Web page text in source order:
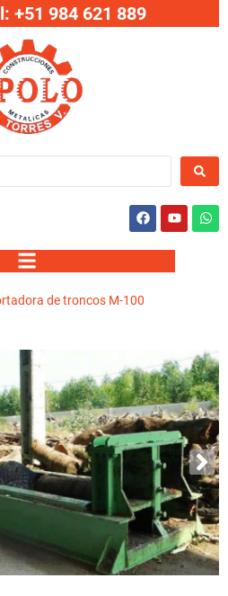
+51 984 621 889
de troncos M-100